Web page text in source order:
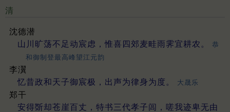
清
沈德潜
山川旷荡不足动宸虑，惟喜四郊麦畦雨霁宜耕农。
恭
和御制登最高峰望江元韵
李瀷
忆昔政和天子御宸极，出声为律身为度。
大晟乐
郑干
安得斲却苍崖百丈，特书三代孝子闾，嗟我迹卑无由